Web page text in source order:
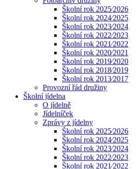
Školní rok 2025⁄2026
Školní rok 2024⁄2025
Školní rok 2023⁄2024
Školní rok 2022⁄2023
Školní rok 2021⁄2022
Školní rok 2020⁄2021
Školní rok 2019⁄2020
Školní rok 2018⁄2019
Školní rok 2013⁄2017
Provozní řád družiny
Školní jídelna
O jídelně
Jídelníček
Zprávy z jídelny
Školní rok 2025⁄2026
Školní rok 2024⁄2025
Školní rok 2023⁄2024
Školní rok 2022⁄2023
Školní rok 2021⁄2022